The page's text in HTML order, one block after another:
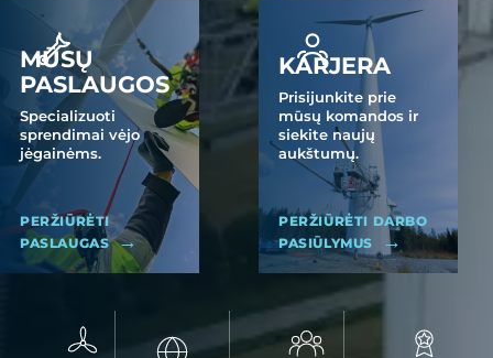
MŪSŲ
PASLAUGOS
Specializuoti
sprendimai vėjo
jėgainėms.
PERŽIŪRĖTI
PASLAUGAS →
KARJERA
Prisijunkite prie
mūsų komandos ir
siekite naujų
aukštumų.
PERŽIŪRĖTI DARBO
PASIŪLYMUS
→